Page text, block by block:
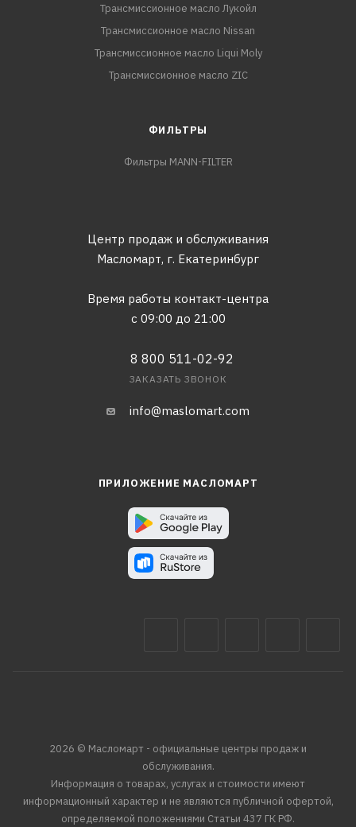
Трансмиссионное масло Лукойл
Трансмиссионное масло Nissan
Трансмиссионное масло Liqui Moly
Трансмиссионное масло ZIC
ФИЛЬТРЫ
Фильтры MANN-FILTER
Центр продаж и обслуживания
Масломарт, г. Екатеринбург
Время работы контакт-центра
с 09:00 до 21:00
8 800 511-02-92
ЗАКАЗАТЬ ЗВОНОК
info@maslomart.com
ПРИЛОЖЕНИЕ МАСЛОМАРТ
2026 © Масломарт - официальные центры продаж и
обслуживания.
Информация о товарах, услугах и стоимости имеют
информационный характер и не являются публичной офертой,
определяемой положениями Статьи 437 ГК РФ.